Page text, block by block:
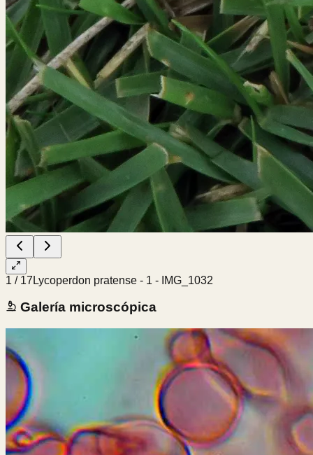
1 / 17 Lycoperdon pratense - 1 - IMG_1032
Galería microscópica